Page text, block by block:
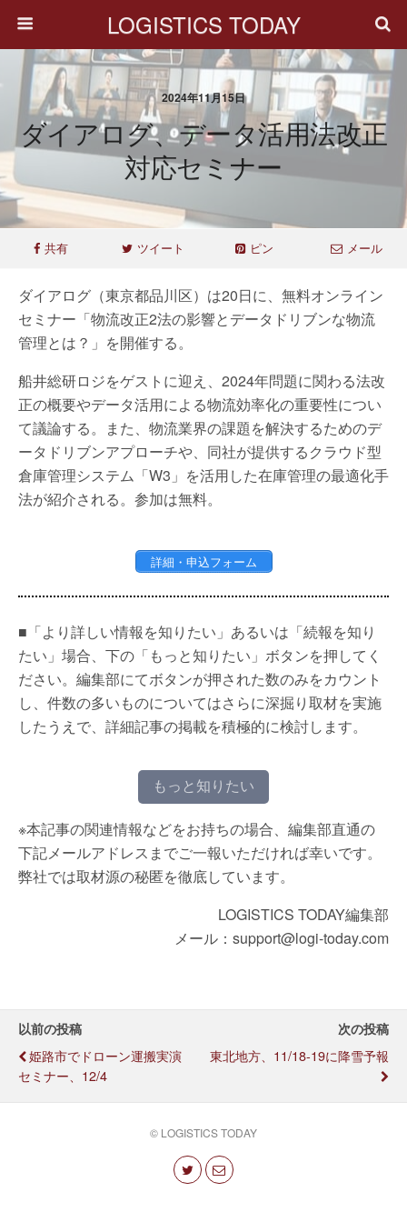
LOGISTICS TODAY
2024年11月15日
ダイアログ、データ活用法改正
対応セミナー
共有 ツイート ピン メール
ダイアログ（東京都品川区）は20日に、無料オンライン
セミナー「物流改正2法の影響とデータドリブンな物流
管理とは？」を開催する。
船井総研ロジをゲストに迎え、2024年問題に関わる法改
正の概要やデータ活用による物流効率化の重要性につい
て議論する。また、物流業界の課題を解決するためのデ
ータドリブンアプローチや、同社が提供するクラウド型
倉庫管理システム「W3」を活用した在庫管理の最適化手
法が紹介される。参加は無料。
詳細・申込フォーム
■「より詳しい情報を知りたい」あるいは「続報を知り
たい」場合、下の「もっと知りたい」ボタンを押してく
ださい。編集部にてボタンが押された数のみをカウント
し、件数の多いものについてはさらに深掘り取材を実施
したうえで、詳細記事の掲載を積極的に検討します。
もっと知りたい
※本記事の関連情報などをお持ちの場合、編集部直通の
下記メールアドレスまでご一報いただければ幸いです。
弊社では取材源の秘匿を徹底しています。
LOGISTICS TODAY編集部
メール：support@logi-today.com
以前の投稿
姫路市でドローン運搬実演
セミナー、12/4
次の投稿
東北地方、11/18-19に降雪予報
© LOGISTICS TODAY